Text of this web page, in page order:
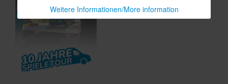
Weitere Informationen/More information